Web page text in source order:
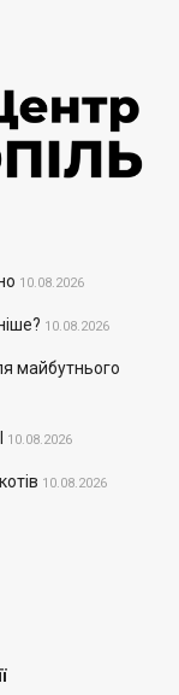
10.08.2026
10.08.2026
майбутнього
10.08.2026
10.08.2026